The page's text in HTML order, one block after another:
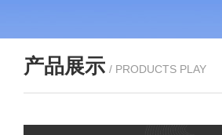
产品展示 / PRODUCTS PLAY